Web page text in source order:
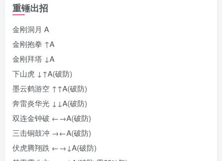
重锤出招
金刚洞月 A
金刚抱拳 ↑A
金刚拜塔 ↓A
下山虎 ↓↑A(破防)
墨云鹤游空 ↑↑A(破防)
奔雷炎华光 ↓↓A(破防)
双连金钟破 ←→A(破防)
三击铜鼓冲 →←A(破防)
伏虎腾翔跌 ←→↓A(破防)